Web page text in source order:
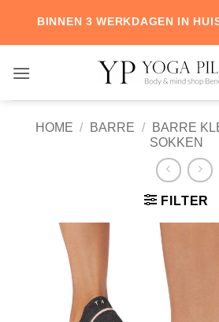
content
BINNEN 3 WERKDAGEN IN
HOME / BARRE / BARRE
SOKKEN
FILTER